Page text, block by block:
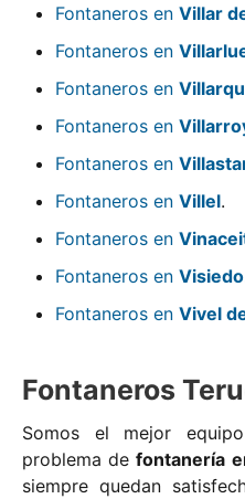
Fontaneros en Villar
Fontaneros en
Fontaneros en
Fontaneros en
Fontaneros en
Fontaneros en Villel.
Fontaneros en
Fontaneros en Visiedo
Fontaneros en Vivel
Fontaneros
Somos el mejor
problema defontanería
siempre quedan